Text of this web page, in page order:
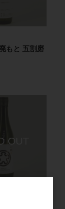
もと 五割磨